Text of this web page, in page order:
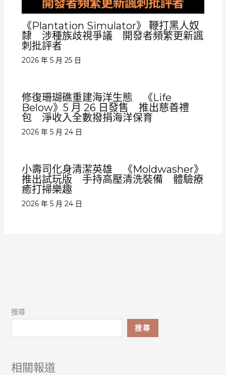
《Plantation Simulator》 鞭打黑人奴
隸 涉種族歧視爭議 開發者頻繁更新諷
刺批評者
2026 年 5 月 25 日
修復珊瑚礁重建海洋生態 《Life
Below》5 月 26 日發售 推出慈善禮
包 淨收入全數撥捐海洋保育
2026 年 5 月 24 日
小壽司化身清潔英雄 《Moldwasher》
推出試玩版 手持高壓清洗裝備 體驗療
癒打掃樂趣
2026 年 5 月 24 日
搜尋
搜尋
相關報道